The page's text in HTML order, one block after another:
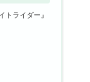
トライダー』